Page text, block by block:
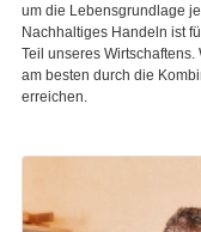
um die Lebensgrundlage
Nachhaltiges Handeln ist
Teil unseres
am besten durch die
erreichen.